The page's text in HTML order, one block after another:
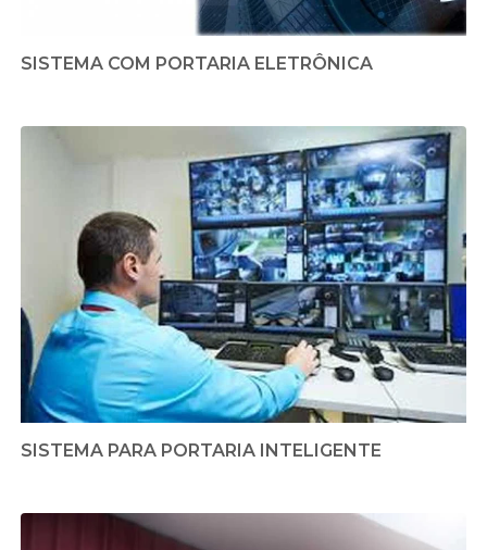
SISTEMA COM PORTARIA ELETRÔNICA
SISTEMA PARA PORTARIA INTELIGENTE